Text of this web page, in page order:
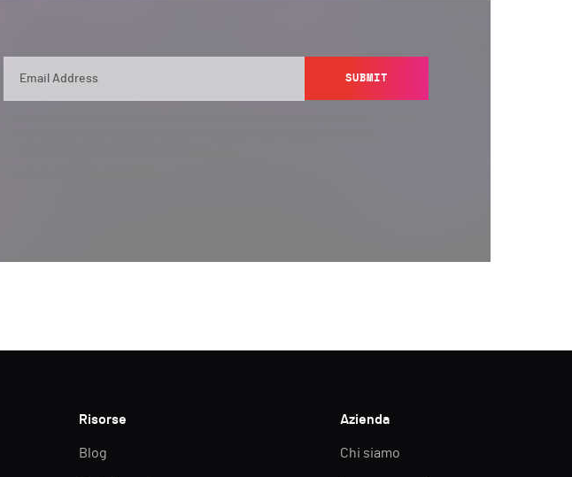
SUBMIT
Risorse
Blog
Azienda
Chi siamo